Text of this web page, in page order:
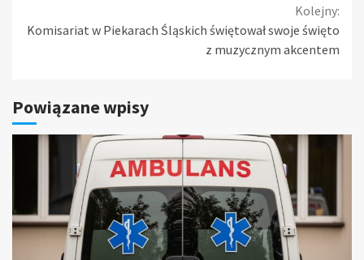
Kolejny:
Komisariat w Piekarach Śląskich świętował swoje święto
z muzycznym akcentem
Powiązane wpisy